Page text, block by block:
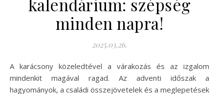
kalendárium: szépség
minden napra!
2025.03.26.
A karácsony közeledtével a várakozás és az izgalom
mindenkit magával ragad. Az adventi időszak a
hagyományok, a családi összejövetelek és a meglepetések